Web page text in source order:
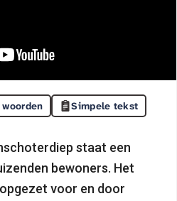
Simpele tekst
staat een
bewoners. Het
voor en door